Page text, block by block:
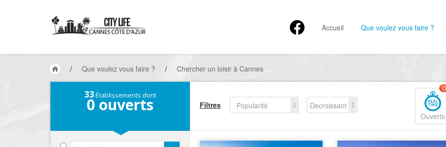
Accueil Que voulez vous faire ?
/ Que voulez vous faire ? / Chercher un loisir à Cannes
33Établissements dont
0 ouverts Filtres Popularité
Decroissant
Ouverts
0